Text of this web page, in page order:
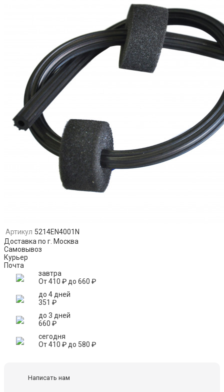
Артикул 5214EN4001N
Доставка по г. Москва
Самовывоз
Курьер
Почта
завтра
От410 ₽до 660 ₽
до 4 дней
351 ₽
до 3 дней
660 ₽
сегодня
От410 ₽до 580 ₽
Написать нам